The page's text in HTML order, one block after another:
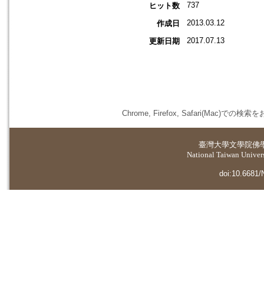
ヒット数
737
作成日 2013.03.12
更新日期 2017.07.13
Chrome, Firefox, Safari(Mac)での検索を
臺灣大學文學院佛
National Taiwan
doi:10.6681/